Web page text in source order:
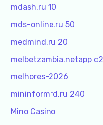
mdash.ru 10
mds-online.ru 50
medmind.ru 20
melbetzambia.netapp c2
melhores-2026
mininformrd.ru 240
Mino Casino